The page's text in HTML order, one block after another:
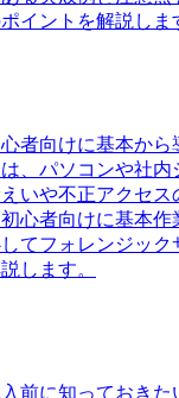
似ツールの違い｜
サイバー攻撃や内
対応に役立つ技
との違いを整理し
めの比較ポイント
でよくある失敗例